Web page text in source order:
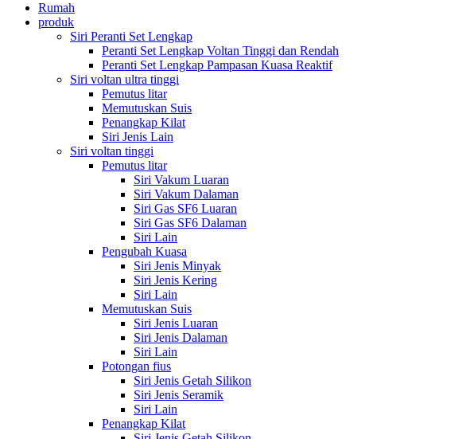
Rumah
produk
Siri Peranti Set Lengkap
Peranti Set Lengkap Voltan Tinggi dan Rendah
Peranti Set Lengkap Pampasan Kuasa Reaktif
Siri voltan ultra tinggi
Pemutus litar
Memutuskan Suis
Penangkap Kilat
Siri Jenis Lain
Siri voltan tinggi
Pemutus litar
Siri Vakum Luaran
Siri Vakum Dalaman
Siri Gas SF6 Luaran
Siri Gas SF6 Dalaman
Siri Lain
Pengubah Kuasa
Siri Jenis Minyak
Siri Jenis Kering
Siri Lain
Memutuskan Suis
Siri Jenis Luaran
Siri Jenis Dalaman
Siri Lain
Potongan fius
Siri Jenis Getah Silikon
Siri Jenis Seramik
Siri Lain
Penangkap Kilat